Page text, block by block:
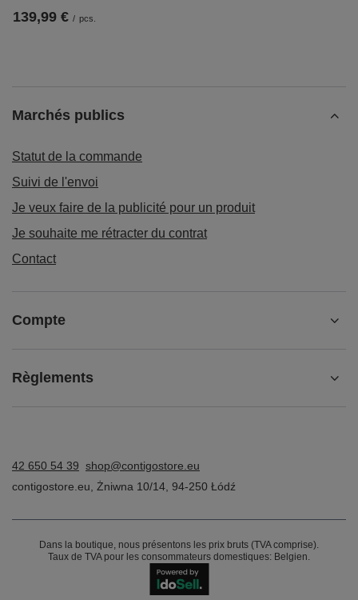
139,99 € / pcs.
Marchés publics
Statut de la commande
Suivi de l'envoi
Je veux faire de la publicité pour un produit
Je souhaite me rétracter du contrat
Contact
Compte
Règlements
42 650 54 39 shop@contigostore.eu
contigostore.eu
Żniwna 10/14 94-250 Łódź
Dans la boutique, nous présentons les prix bruts (TVA comprise).
Taux de TVA pour les consommateurs domestiques: Belgien.